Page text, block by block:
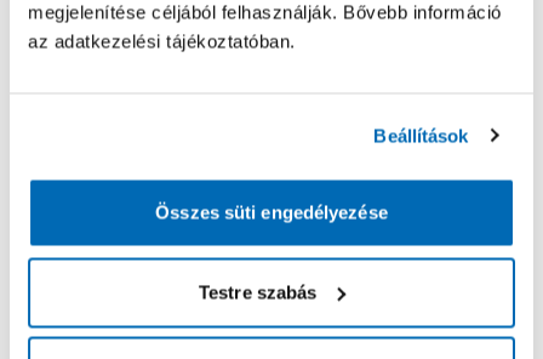
megjelenítése céljából felhasználják. Bővebb információ
az adatkezelési tájékoztatóban.
Beállítások
Összes süti engedélyezése
Testre szabás